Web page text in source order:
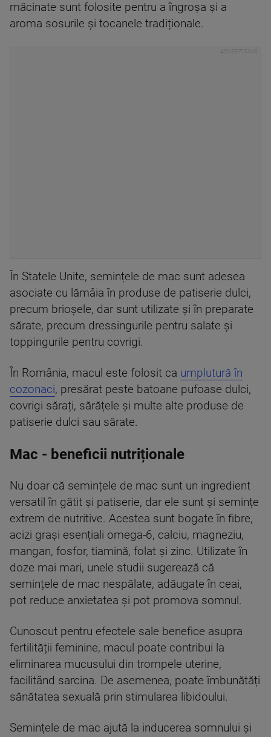
măcinate sunt folosite pentru a îngroșa și a
aroma sosurile și tocanele tradiționale.
În Statele Unite, semințele de mac sunt adesea
asociate cu lămâia în produse de patiserie dulci,
precum brioșele, dar sunt utilizate și în preparate
sărate, precum dressingurile pentru salate și
toppingurile pentru covrigi.
În România, macul este folosit ca umplutură în
cozonaci, presărat peste batoane pufoase dulci,
covrigi sărați, sărățele și multe alte produse de
patiserie dulci sau sărate.
Mac - beneficii nutriționale
Nu doar că semințele de mac sunt un ingredient
versatil în gătit și patiserie, dar ele sunt și semințe
extrem de nutritive. Acestea sunt bogate în fibre,
acizi grași esențiali omega-6, calciu, magneziu,
mangan, fosfor, tiamină, folat și zinc. Utilizate în
doze mai mari, unele studii sugerează că
semințele de mac nespălate, adăugate în ceai,
pot reduce anxietatea și pot promova somnul.
Cunoscut pentru efectele sale benefice asupra
fertilității feminine, macul poate contribui la
eliminarea mucusului din trompele uterine,
facilitând sarcina. De asemenea, poate îmbunătăți
sănătatea sexuală prin stimularea libidoului.
Semințele de mac ajută la inducerea somnului și